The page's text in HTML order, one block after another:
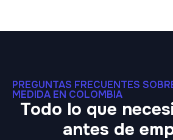
PREGUNTAS FRECUENTES
MEDIDA EN COLOMBIA
Todo lo que
antes de